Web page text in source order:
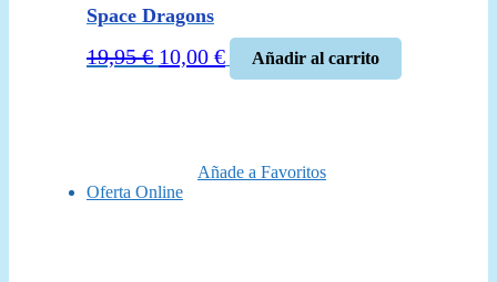
Space Dragons
19,95€ El
10,00 €El
precio
Añadir al carrito
Añade a Favoritos
Oferta Online